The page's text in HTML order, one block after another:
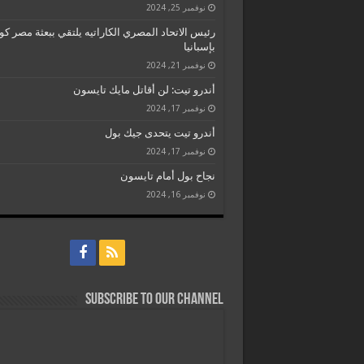
نوفمبر 25, 2024
رئيس الاتحاد المصري الكاراتيه يلتقي ببعثة مصر
بإسبانيا
نوفمبر 21, 2024
أندرو تيت: لن أقاتل مايك تايسون
نوفمبر 17, 2024
أندرو تيت يتحدى جيك بول
نوفمبر 17, 2024
نجاح بول أمام تايسون
نوفمبر 16, 2024
Subscribe to our Channel